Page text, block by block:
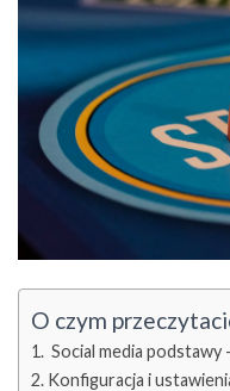
O czym
Social media podstawy
Konfiguracja i